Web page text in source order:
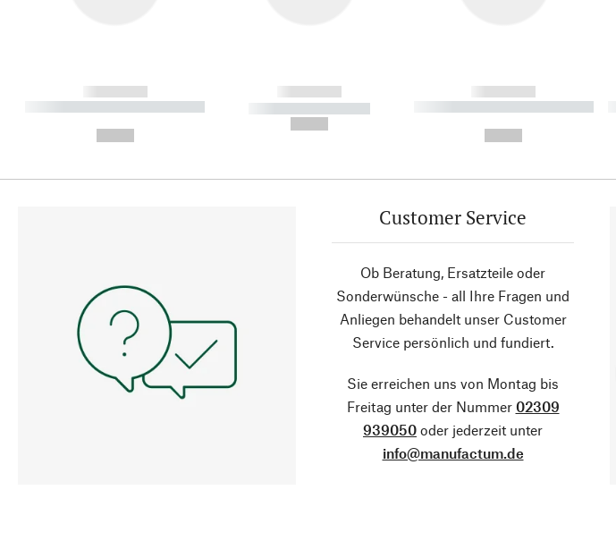
------------
----------- ----------- ----------
------------
----------- -----------
------------
----------- ----------- ----------
Customer Service
Ob Beratung, Ersatzteile oder
Sonderwünsche - all Ihre Fragen und
Anliegen behandelt unser Customer
Service persönlich und fundiert.
Sie erreichen uns von Montag bis
Freitag unter der Nummer 02309
939050 oder jederzeit unter
info@manufactum.de